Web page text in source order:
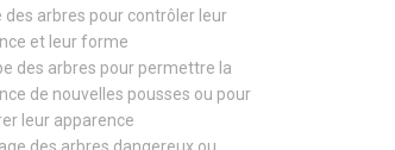
des arbres pour contrôler leur
et leur forme
des arbres pour permettre la
de nouvelles pousses ou pour
leur apparence
des arbres dangereux ou